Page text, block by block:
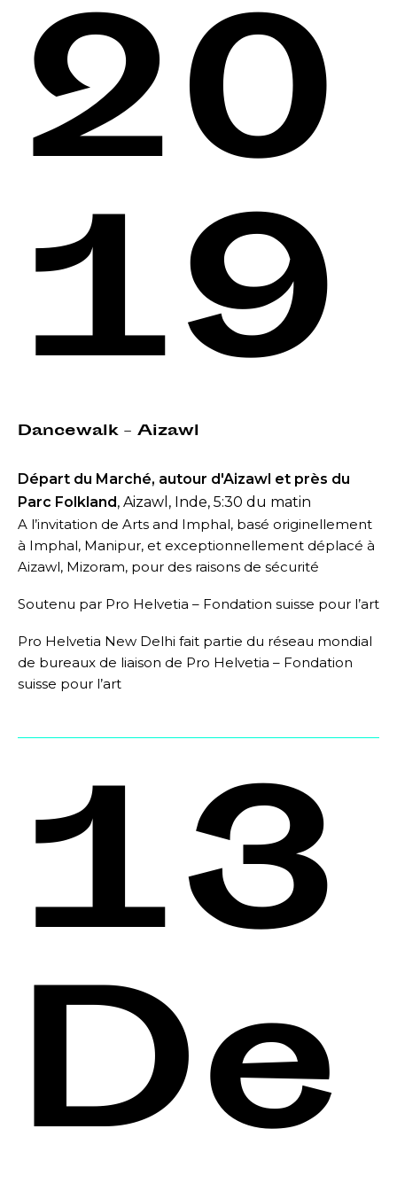
20
19
Dancewalk – Aizawl
Départ du Marché, autour d'Aizawl et près du
Parc Folkland, Aizawl, Inde, 5:30 du matin
A l’invitation de Arts and Imphal, basé originellement
à Imphal, Manipur, et exceptionnellement déplacé à
Aizawl, Mizoram, pour des raisons de sécurité
Soutenu par Pro Helvetia – Fondation suisse pour l’art
Pro Helvetia New Delhi fait partie du réseau mondial
de bureaux de liaison de Pro Helvetia – Fondation
suisse pour l’art
13
De